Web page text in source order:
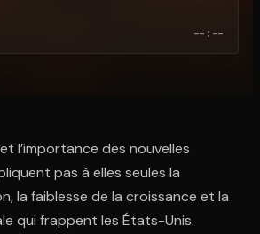
photo, pointe sur le code. C'est gratuit à
--:--
l’importance des nouvelles
pas à elles seules la
la faiblesse de la croissance et la
qui frappent les États-Unis.